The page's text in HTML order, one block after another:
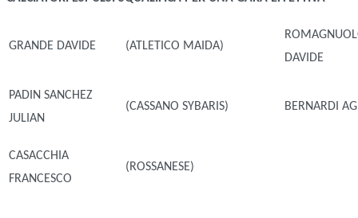
GRANDE DAVIDE (ATLETICO MAIDA)
DAVIDE
PADIN SANCHEZ
JULIAN
(CASSANO SYBARIS) BERNARDI
CASACCHIA
FRANCESCO
(ROSSANESE)